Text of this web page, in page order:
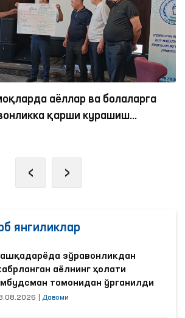
аёллар ва болаларга
қарши курашиш
‹ ›
янгиликлар
зўравонликдан
аёлнинг ҳолати
томонидан ўрганилди
Давоми